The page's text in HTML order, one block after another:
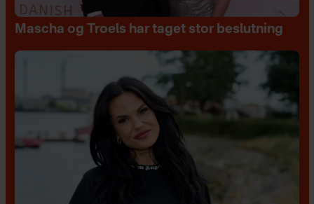
Mascha og Troels har taget stor beslutning